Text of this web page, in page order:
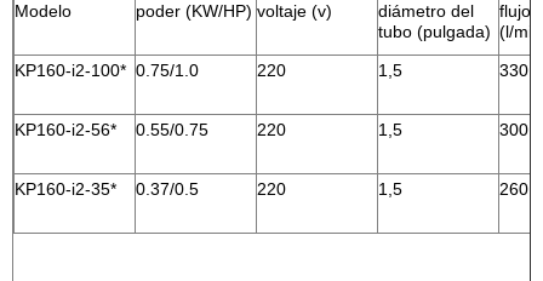
Modelo
poder (KW/HP) voltaje (v)
diámetro del
tubo (pulgada)
flujo
(l/
KP160-i2-100* 0.75/1.0 220 1,5 330
KP160-i2-56* 0.55/0.75 220 1,5 300
KP160-i2-35* 0.37/0.5 220 1,5 260